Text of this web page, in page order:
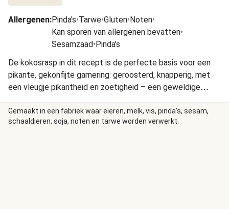
Allergenen:Pinda's•Tarwe•Gluten•Noten•
Kan sporen van allergenen bevatten•
Sesamzaad•Pinda's
De kokosrasp in dit recept is de perfecte basis voor een
pikante, gekonfijte garnering: geroosterd, knapperig, met
een vleugje pikantheid en zoetigheid – een geweldige
manier om extra textuur en smaak aan je maaltijd toe te
voegen!
Gemaakt in een fabriek waar eieren, melk, vis, pinda's, sesam,
schaaldieren, soja, noten en tarwe worden verwerkt.